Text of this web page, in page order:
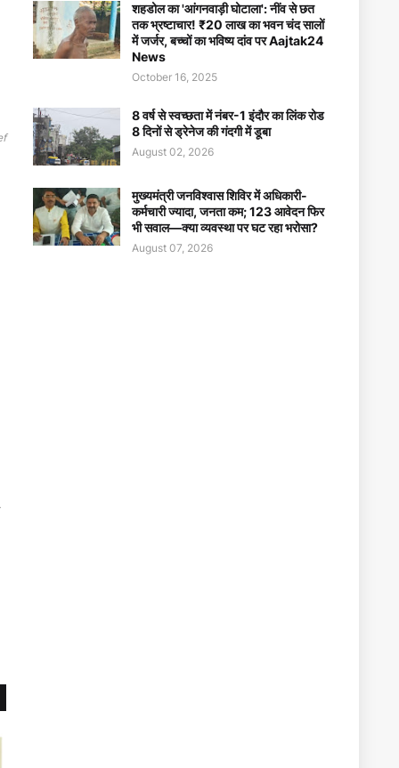
शहडोल का 'आंगनवाड़ी घोटाला': नींव से छत
तक भ्रष्टाचार! ₹20 लाख का भवन चंद सालों
में जर्जर, बच्चों का भविष्य दांव पर Aajtak24
News
October 16, 2025
8 वर्ष से स्वच्छता में नंबर-1 इंदौर का लिंक रोड
8 दिनों से ड्रेनेज की गंदगी में डूबा
August 02, 2026
मुख्यमंत्री जनविश्वास शिविर में अधिकारी-
कर्मचारी ज्यादा, जनता कम; 123 आवेदन फिर
भी सवाल—क्या व्यवस्था पर घट रहा भरोसा?
August 07, 2026